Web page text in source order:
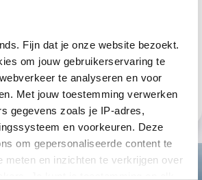
Fijn dat je onze website bezoekt.
om jouw gebruikerservaring te
te analyseren en voor
Met jouw toestemming verwerken
gegevens zoals je IP-adres,
en voorkeuren. Deze
om gepersonaliseerde content te
meten en inzichten te verkrijgen over
dagelijks leven. Toch kun je zelf een
om je klachten te verminderen.